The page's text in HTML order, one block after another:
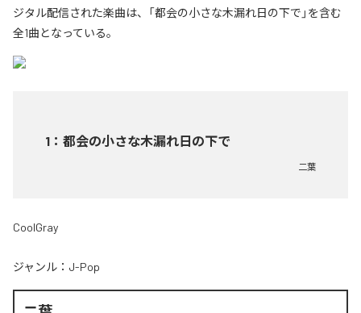
ジタル配信された楽曲は、「都会の小さな木漏れ日の下で」を含む
全1曲となっている。
1 ： 都会の小さな木漏れ日の下で
二葉
CoolGray
ジャンル： J-Pop